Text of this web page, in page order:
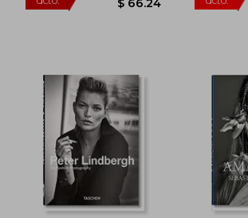
45% $ 67.59 45%